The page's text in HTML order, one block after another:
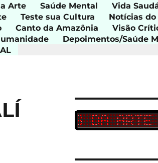
Arte Saúde Mental
Vida
Teste sua Cultura
Notícias do
Canto da Amazônia
Visão
Depoimentos/Saúde